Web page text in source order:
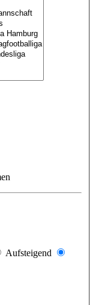
Aufsteigend